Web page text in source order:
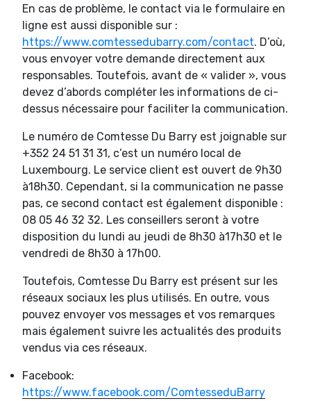
En cas de problème, le contact via le formulaire en
ligne est aussi disponible sur :
https://www.comtessedubarry.com/contact. D’où,
vous envoyer votre demande directement aux
responsables. Toutefois, avant de « valider », vous
devez d’abords compléter les informations de ci-
dessus nécessaire pour faciliter la communication.
Le numéro de Comtesse Du Barry est joignable sur
+352 24 51 31 31, c’est un numéro local de
Luxembourg. Le service client est ouvert de 9h30
à18h30. Cependant, si la communication ne passe
pas, ce second contact est également disponible :
08 05 46 32 32. Les conseillers seront à votre
disposition du lundi au jeudi de 8h30 à17h30 et le
vendredi de 8h30 à 17h00.
Toutefois, Comtesse Du Barry est présent sur les
réseaux sociaux les plus utilisés. En outre, vous
pouvez envoyer vos messages et vos remarques
mais également suivre les actualités des produits
vendus via ces réseaux.
Facebook:
https://www.facebook.com/ComtesseduBarry